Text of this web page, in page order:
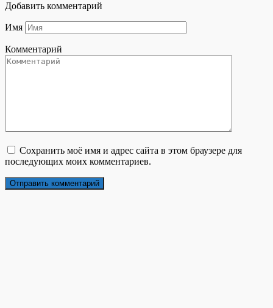
Добавить комментарий
Имя
Комментарий
Сохранить моё имя и адрес сайта в этом браузере для
последующих моих комментариев.